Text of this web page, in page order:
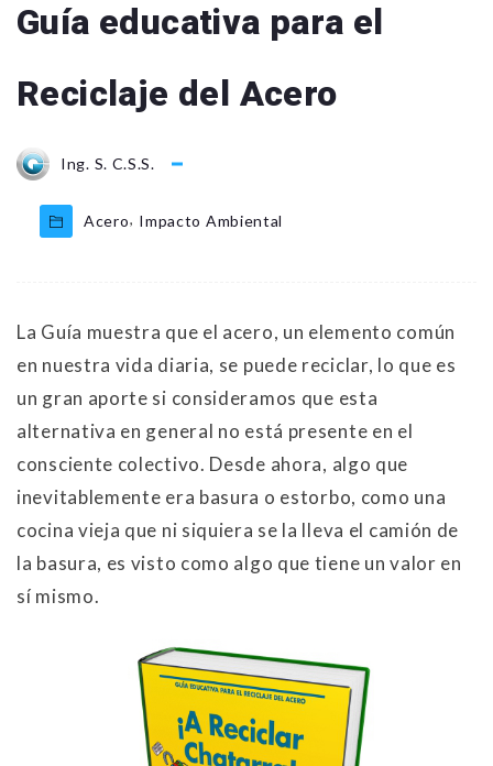
Guía educativa para el
Reciclaje del Acero
Ing. S. C.S.S.
Acero, Impacto Ambiental
La Guía muestra que el acero, un elemento común
en nuestra vida diaria, se puede reciclar, lo que es
un gran aporte si consideramos que esta
alternativa en general no está presente en el
consciente colectivo. Desde ahora, algo que
inevitablemente era basura o estorbo, como una
cocina vieja que ni siquiera se la lleva el camión de
la basura, es visto como algo que tiene un valor en
sí mismo.